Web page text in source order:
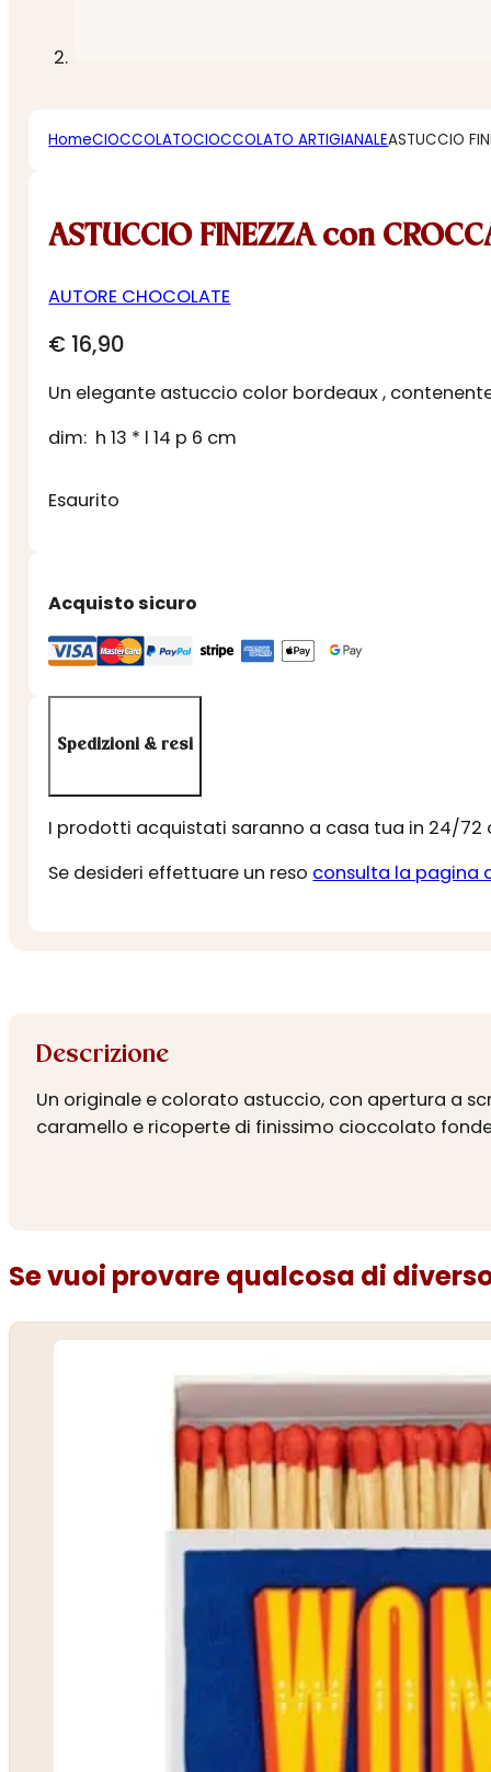
HomeCIOCCOLATOCIOCCOLATO ARTIGIANALEASTUCCIO
ASTUCCIO FINEZZA con
AUTORE CHOCOLATE
€ 16,90
Un elegante astuccio color bordeaux ,
dim: h 13 * l 14 p 6 cm
Esaurito
Acquisto sicuro
Spedizioni & resi
I prodotti acquistati saranno a casa tua in 24/72
Se desideri effettuare un reso consulta la pagina
Descrizione
Un originale e colorato astuccio, con apertura a
caramello e ricoperte di finissimo cioccolato
Se vuoi provare qualcosa di